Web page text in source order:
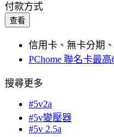
付款方式
查看
信用卡、無卡分期
PChome 聯名卡最
搜尋更多
#5v2a
#5v變壓器
#5v 2.5a